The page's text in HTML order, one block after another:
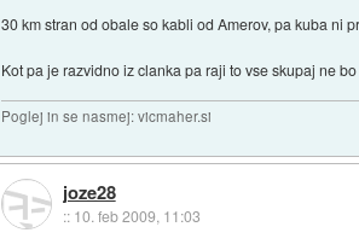
30 km stran od obale so kabli od Amerov, pa kuba ni
Kot pa je razvidno iz clanka pa raji to vse skupaj ne
Poglej in se nasmej: vicmaher.si
joze28
:: 10. feb 2009, 11:03